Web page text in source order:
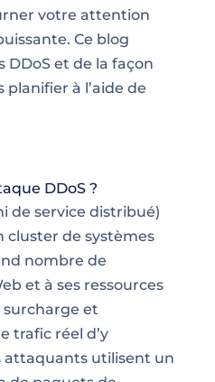
votre attention
Ce blog
et de la façon
planifier à l’aide de
DDoS ?
de service distribué)
cluster de systèmes
nombre de
et à ses ressources
et
trafic réel d’y
attaquants utilisent un